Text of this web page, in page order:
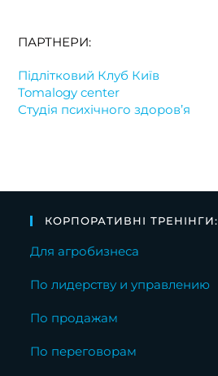
ПАРТНЕРИ:
Підлітковий Клуб Київ
Tomalogy center
Студія психічного здоров’я
КОРПОРАТИВНІ ТРЕНІНГИ:
Для агробизнеса
По лидерству и управлению
По продажам
По переговорам